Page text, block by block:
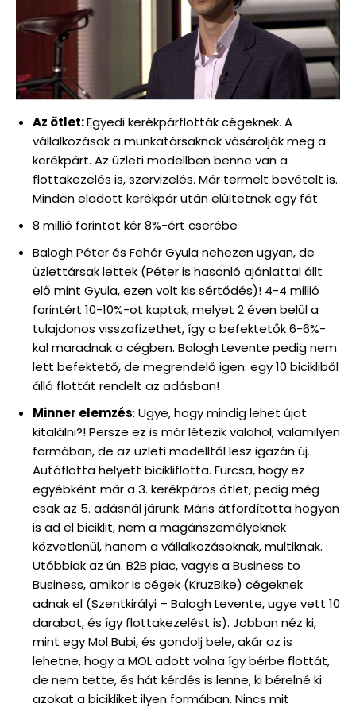
Az ötlet:Egyedi kerékpárflották cégeknek. A
vállalkozások a munkatársaknak vásárolják meg a
kerékpárt. Az üzleti modellben benne van a
flottakezelés is, szervizelés. Már termelt bevételt is.
Minden eladott kerékpár után elültetnek egy fát.
8 millió forintot kér 8%-ért cserébe
Balogh Péter és Fehér Gyula nehezen ugyan, de
üzlettársak lettek (Péter is hasonló ajánlattal állt
elő mint Gyula, ezen volt kis sértődés)! 4-4 millió
forintért 10-10%-ot kaptak, melyet 2 éven belül a
tulajdonos visszafizethet, így a befektetők 6-6%-
kal maradnak a cégben. Balogh Levente pedig nem
lett befektető, de megrendelő igen: egy 10 bicikliből
álló flottát rendelt az adásban!
Minner elemzés: Ugye, hogy mindig lehet újat
kitalálni?! Persze ez is már létezik valahol, valamilyen
formában, de az üzleti modelltől lesz igazán új.
Autóflotta helyett bicikliflotta. Furcsa, hogy ez
egyébként már a 3. kerékpáros ötlet, pedig még
csak az 5. adásnál járunk. Máris átfordította hogyan
is ad el biciklit, nem a magánszemélyeknek
közvetlenül, hanem a vállalkozásoknak, multiknak.
Utóbbiak az ún. B2B piac, vagyis a Business to
Business, amikor is cégek (KruzBike) cégeknek
adnak el (Szentkirályi – Balogh Levente, ugye vett 10
darabot, és így flottakezelést is). Jobban néz ki,
mint egy Mol Bubi, és gondolj bele, akár az is
lehetne, hogy a MOL adott volna így bérbe flottát,
de nem tette, és hát kérdés is lenne, ki bérelné ki
azokat a bicikliket ilyen formában. Nincs mit